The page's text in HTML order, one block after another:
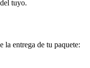
tuyo.
la entrega de tu paquete: